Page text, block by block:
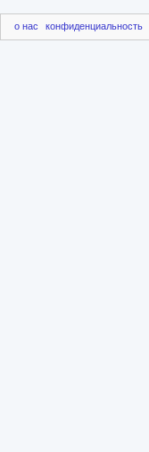
о нас конфиденциальность